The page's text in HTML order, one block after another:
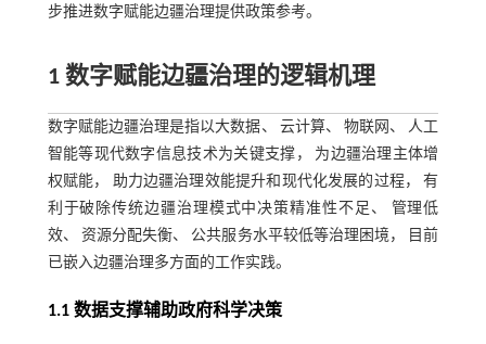
步推进数字赋能边疆治理提供政策参考。
1 数字赋能边疆治理的逻辑机理
数字赋能边疆治理是指以大数据、 云计算、 物联网、 人工
智能等现代数字信息技术为关键支撑， 为边疆治理主体增
权赋能， 助力边疆治理效能提升和现代化发展的过程， 有
利于破除传统边疆治理模式中决策精准性不足、 管理低
效、 资源分配失衡、 公共服务水平较低等治理困境， 目前
已嵌入边疆治理多方面的工作实践。
1.1 数据支撑辅助政府科学决策